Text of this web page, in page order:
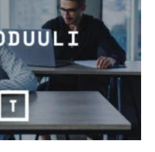
on
useampi
muunnelma.
Voit
tehdä
tuotteen